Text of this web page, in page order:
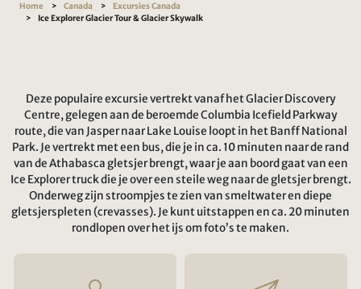
Home Canada
Excursies Canada
Ice Explorer Glacier Tour & Glacier Skywalk
Deze populaire excursie vertrekt vanaf het Glacier Discovery
Centre, gelegen aan de beroemde Columbia Icefield Parkway
route, die van Jasper naar Lake Louise loopt in het Banff National
Park. Je vertrekt met een bus, die je in ca. 10 minuten naar de rand
van de Athabasca gletsjer brengt, waar je aan boord gaat van een
Ice Explorer truck die je over een steile weg naar de gletsjer brengt.
Onderweg zijn stroompjes te zien van smeltwater en diepe
gletsjerspleten (crevasses). Je kunt uitstappen en ca. 20 minuten
rondlopen over het ijs om foto’s te maken.